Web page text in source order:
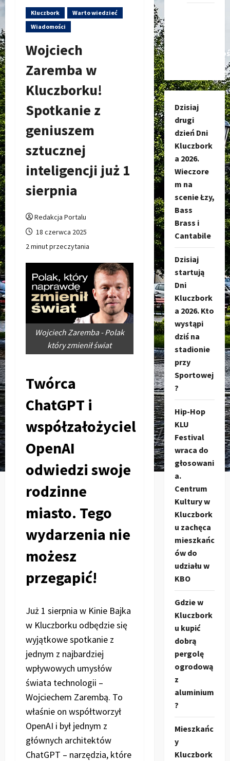
Kluczbork
Warto wiedzieć
Wiadomości
Wojciech
Zaremba w
Kluczborku!
Spotkanie z
geniuszem
sztucznej
inteligencji już 1
sierpnia
Redakcja Portalu
18 czerwca 2025
2 minut przeczytania
Wojciech Zaremba - Polak
który zmienił świat
Twórca
ChatGPT i
współzałożyciel
OpenAI
odwiedzi swoje
rodzinne
miasto. Tego
wydarzenia nie
możesz
przegapić!
Już 1 sierpnia w Kinie Bajka
w Kluczborku odbędzie się
wyjątkowe spotkanie z
jednym z najbardziej
wpływowych umysłów
świata technologii –
Wojciechem Zarembą. To
właśnie on współtworzył
OpenAI i był jednym z
głównych architektów
ChatGPT – narzędzia, które
Dzisiaj
drugi
dzień Dni
Kluczbork
a 2026.
Wieczore
m na
scenie Łzy,
Bass
Brass i
Cantabile
Dzisiaj
startują
Dni
Kluczbork
a 2026. Kto
wystąpi
dziś na
stadionie
przy
Sportowej
?
Hip-Hop
KLU
Festival
wraca do
głosowani
a.
Centrum
Kultury w
Kluczbork
u zachęca
mieszkańc
ów do
udziału w
KBO
Gdzie w
Kluczbork
u kupić
dobrą
pergolę
ogrodową
z
aluminium
?
Mieszkańc
y
Kluczbork